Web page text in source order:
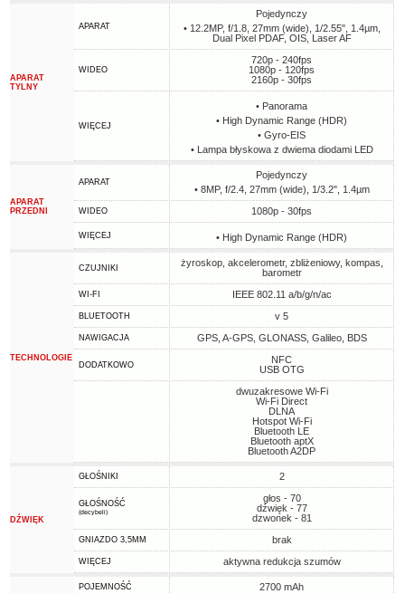
APARAT
TYLNY
APARAT
Pojedynczy
• 12.2MP, f/1.8, 27mm (wide), 1/2.55", 1.4µm,
Dual Pixel PDAF, OIS, Laser AF
WIDEO
720p - 240fps
1080p - 120fps
2160p - 30fps
WIĘCEJ
• Panorama
• High Dynamic Range (HDR)
• Gyro-EIS
• Lampa błyskowa z dwiema diodami LED
APARAT
PRZEDNI
APARAT
Pojedynczy
• 8MP, f/2.4, 27mm (wide), 1/3.2", 1.4µm
WIDEO 1080p - 30fps
WIĘCEJ • High Dynamic Range (HDR)
TECHNOLOGIE
CZUJNIKI
żyroskop, akcelerometr, zbliżeniowy, kompas,
barometr
WI-FI IEEE 802.11 a/b/g/n/ac
BLUETOOTH v 5
NAWIGACJA GPS, A-GPS, GLONASS, Galileo, BDS
DODATKOWO
NFC
USB OTG
dwuzakresowe Wi-Fi
Wi-Fi Direct
DLNA
Hotspot Wi-Fi
Bluetooth LE
Bluetooth aptX
Bluetooth A2DP
DŹWIĘK
GŁOŚNIKI 2
GŁOŚNOŚĆ
(decybeli)
głos - 70
dźwięk - 77
dzwonek - 81
GNIAZDO 3,5MM brak
WIĘCEJ aktywna redukcja szumów
POJEMNOŚĆ 2700 mAh